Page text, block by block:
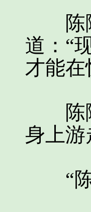
陈隆
道：“
才能在
陈隆
身上
“陈